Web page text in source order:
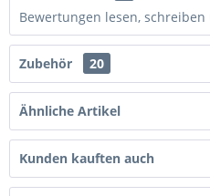
Bewertungen lesen,
Zubehör 20
Ähnliche Artikel
Kunden kauften auch